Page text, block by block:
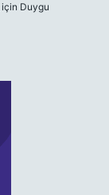
için Duygu